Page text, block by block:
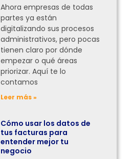
Ahora empresas de todas
partes ya están
digitalizando sus procesos
administrativos, pero pocas
tienen claro por dónde
empezar o qué áreas
priorizar. Aquí te lo
contamos
Leer más »
Cómo usar los datos de
tus facturas para
entender mejor tu
negocio